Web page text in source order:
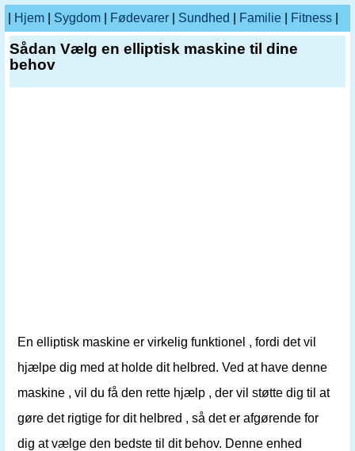
Hjem Sygdom Fødevarer Sundhed Familie Fitness
Sådan Vælg en elliptisk maskine til dine
behov
En elliptisk maskine er virkelig funktionel , fordi det vil
hjælpe dig med at holde dit helbred. Ved at have denne
maskine , vil du få den rette hjælp , der vil støtte dig til at
gøre det rigtige for dit helbred , så det er afgørende for
dig at vælge den bedste til dit behov. Denne enhed